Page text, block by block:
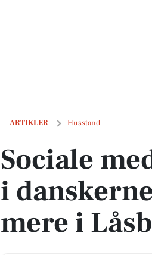
ARTIKLER Husstand
Sociale medier har solidt tag i
Sociale
i
mere i